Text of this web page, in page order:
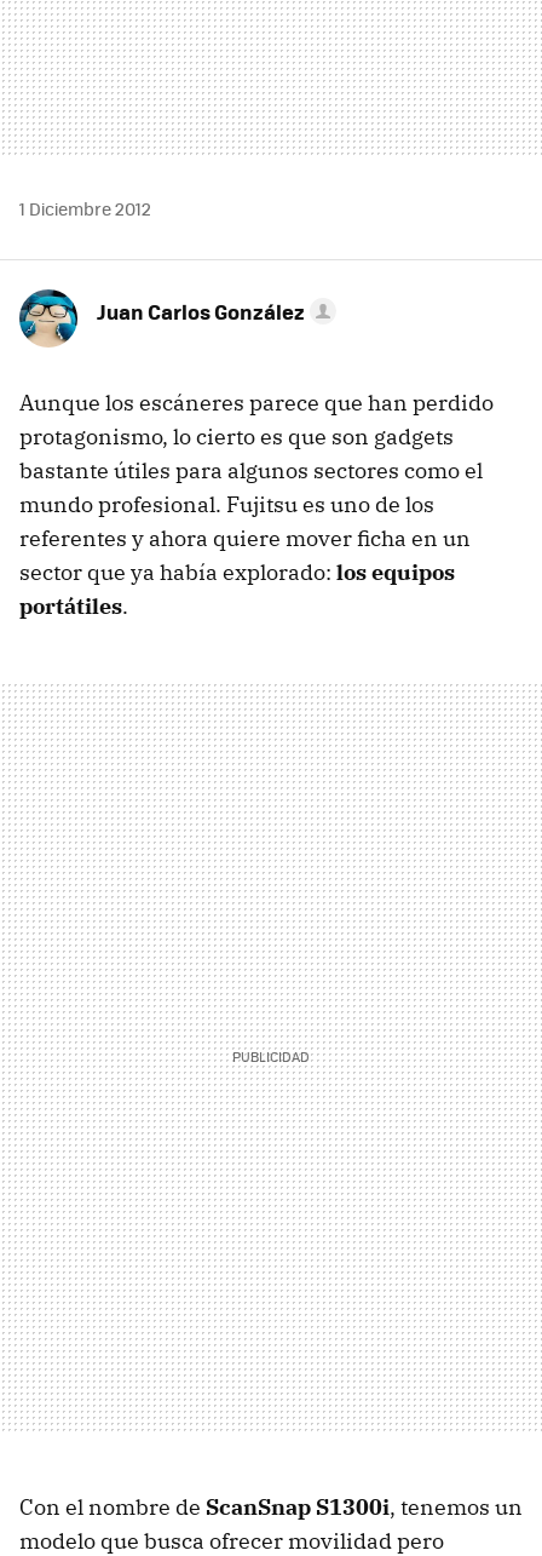
1 Diciembre 2012
Juan Carlos González
Aunque los escáneres parece que han perdido
protagonismo, lo cierto es que son gadgets
bastante útiles para algunos sectores como el
mundo profesional. Fujitsu es uno de los
referentes y ahora quiere mover ficha en un
sector que ya había explorado: los equipos
portátiles.
Con el nombre de ScanSnap S1300i, tenemos un
modelo que busca ofrecer movilidad pero